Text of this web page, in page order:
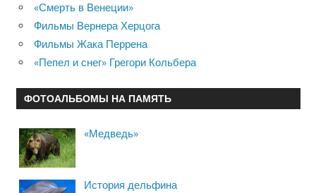
«Смерть в Венеции»
Фильмы Вернера Херцога
Фильмы Жака Перрена
«Пепел и снег» Грегори Кольбера
ФОТОАЛЬБОМЫ НА ПАМЯТЬ
«Медведь»
История дельфина